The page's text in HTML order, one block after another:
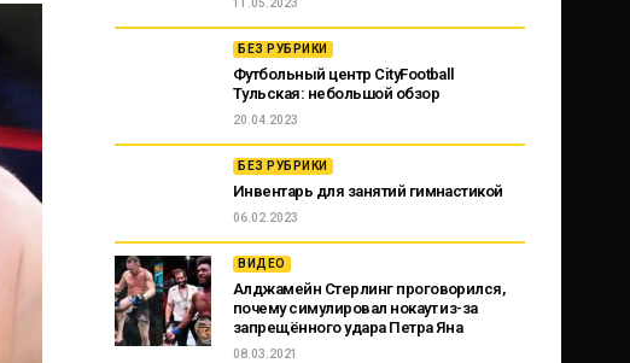
11.05.2023
БЕЗ РУБРИКИ
Футбольный центр CityFootball
Тульская: небольшой обзор
20.04.2023
БЕЗ РУБРИКИ
Инвентарь для занятий гимнастикой
06.02.2023
ВИДЕО
Алджамейн Стерлинг проговорился,
почему симулировал нокаут из-за
запрещённого удара Петра Яна
08.03.2021